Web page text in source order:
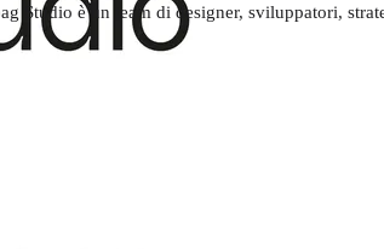
Studio è un team di designer, sviluppatori,